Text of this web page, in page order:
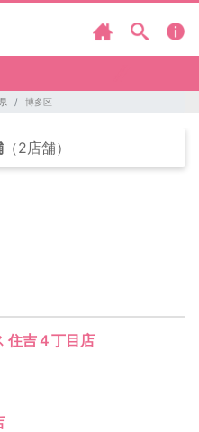
博多区
（2店舗）
住吉４丁目店